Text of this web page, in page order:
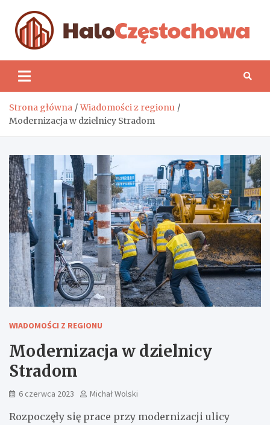
content
Strona główna
Wiadomości z regionu
Modernizacja w dzielnicy Stradom
WIADOMOŚCI Z REGIONU
Modernizacja w dzielnicy
Stradom
6 czerwca 2023 Michał Wolski
Rozpoczęły się prace przy modernizacji ulicy